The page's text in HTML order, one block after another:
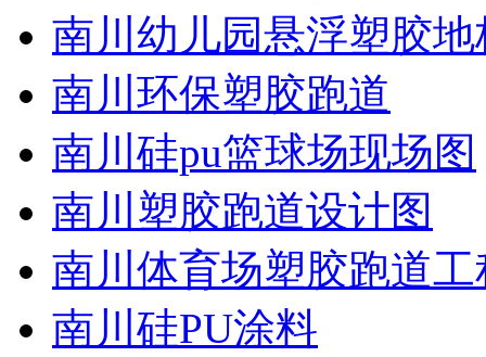
南川幼儿园悬浮塑胶
南川环保塑胶跑道
南川硅pu篮球场现场图
南川塑胶跑道设计图
南川体育场塑胶跑道工
南川硅PU涂料